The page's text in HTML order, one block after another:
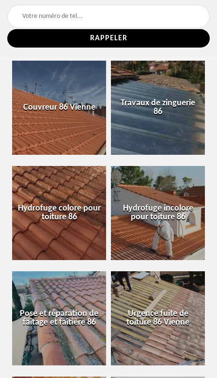
Couvreur 86 Vienne
Travaux de zinguerie
86
Hydrofuge colore pour
toiture 86
Hydrofuge incolore
pour toiture 86
Pose et réparation de
faîtage et faîtière 86
Urgence fuite de
toiture 86 Vienne